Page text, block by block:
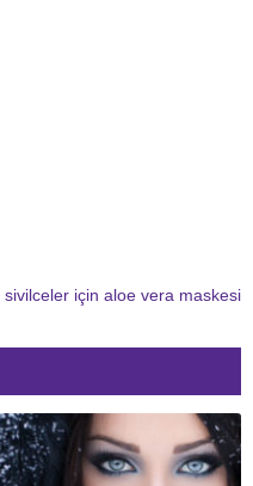
sivilceler için aloe vera maskesi